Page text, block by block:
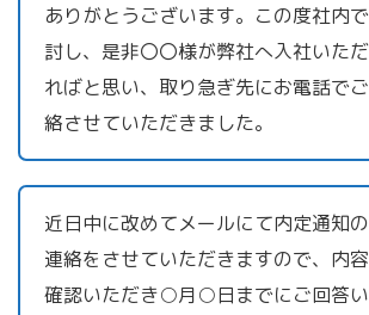
ありがとうございます。この度社内
討し、是非〇〇様が弊社へ入社いた
ればと思い、取り急ぎ先にお電話で
絡させていただきました。
近日中に改めてメールにて内定通知
連絡をさせていただきますので、内
確認いただき○月○日までにご回答